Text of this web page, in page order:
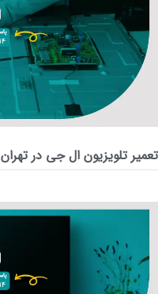
تعمیر تلویزیون ال جی در تهران